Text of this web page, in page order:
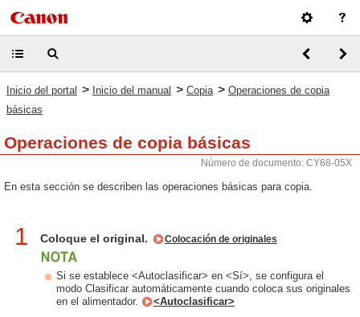
Inicio del portal > Inicio del manual > Copia > Operaciones de copia
básicas
Operaciones de copia básicas
Número de documento: CY68-05X
En esta sección se describen las operaciones básicas para copia.
1 Coloque el original. Colocación de originales
Si se establece <Autoclasificar> en <Sí>, se configura el
modo Clasificar automáticamente cuando coloca sus originales
en el alimentador.
<Autoclasificar>